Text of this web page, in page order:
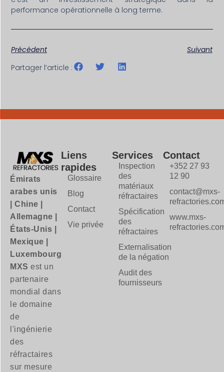
performance opérationnelle à long terme.
Précédent
Suivant
Partager l’article :
Émirats
arabes unis
| Chine |
Allemagne |
États-Unis |
Mexique |
Luxembourg
MXS est un
partenaire
mondial dans
le domaine
de
l'ingénierie
des
réfractaires
sur mesure
Glossaire
Blog
Contact
Vie privée
Liens
rapides
Inspection
des
matériaux
réfractaires
Spécification
des
réfractaires
Externalisation
de la négation
Audit des
fournisseurs
Services
+352 27 93
12 90
contact@mxs-
www.mxs-
Contact